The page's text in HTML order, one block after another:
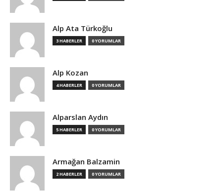
Alp Ata Türkoğlu
3 HABERLER 0 YORUMLAR
Alp Kozan
4 HABERLER 0 YORUMLAR
Alparslan Aydın
5 HABERLER 0 YORUMLAR
Armağan Balzamin
2 HABERLER 0 YORUMLAR